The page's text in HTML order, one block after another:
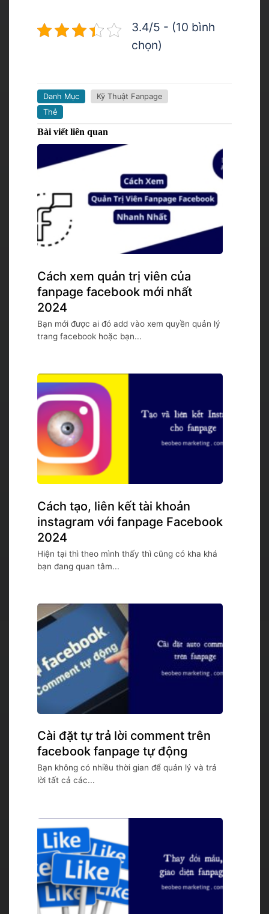
3.4/5 - (10 bình
chọn)
Danh Mục
Kỹ Thuật Fanpage
Thẻ
Bài viết liên quan
Cách xem quản trị viên của
fanpage facebook mới nhất
2024
Bạn mới được ai đó add vào xem quyền quản lý
trang facebook hoặc bạn...
Cách tạo, liên kết tài khoản
instagram với fanpage Facebook
2024
Hiện tại thì theo mình thấy thì cũng có kha khá
bạn đang quan tâm...
Cài đặt tự trả lời comment trên
facebook fanpage tự động
Bạn không có nhiều thời gian để quản lý và trả
lời tất cả các...